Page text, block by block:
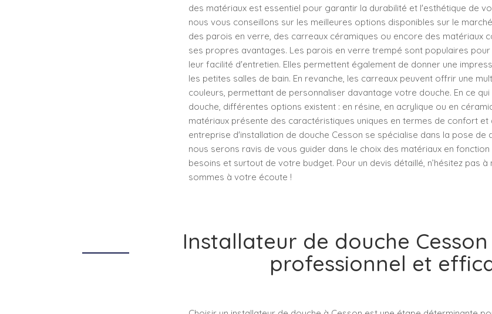
des matériaux est essentiel pour garantir la durabilité et l'esthétique de
nous vous conseillons sur les meilleures options disponibles sur le
des parois en verre, des carreaux céramiques ou encore des matériaux
ses propres avantages. Les parois en verre trempé sont populaires
leur facilité d'entretien. Elles permettent également de donner une
les petites salles de bain. En revanche, les carreaux peuvent offrir une
couleurs, permettant de personnaliser davantage votre douche. En ce
douche, différentes options existent : en résine, en acrylique ou en
matériaux présente des caractéristiques uniques en termes de confort et
entreprise d'installation de douche Cesson se spécialise dans la pose de
nous serons ravis de vous guider dans le choix des matériaux en
besoins et surtout de votre budget. Pour un devis détaillé, n’hésitez pas à
sommes à votre écoute !
Installateur de douche
professionnel et